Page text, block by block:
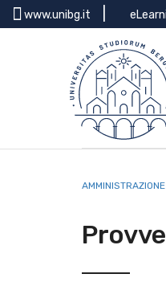
Salta
alMenu
www.unibg.it